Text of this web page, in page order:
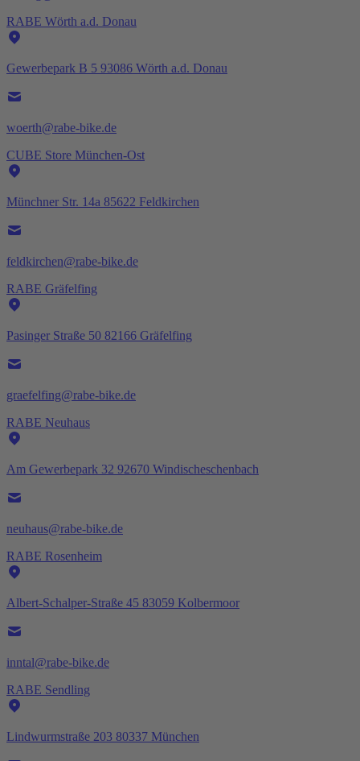
RABE Wörth a.d. Donau
Gewerbepark B 5 93086 Wörth a.d. Donau
woerth@rabe-bike.de
CUBE Store München-Ost
Münchner Str. 14a 85622 Feldkirchen
feldkirchen@rabe-bike.de
RABE Gräfelfing
Pasinger Straße 50 82166 Gräfelfing
graefelfing@rabe-bike.de
RABE Neuhaus
Am Gewerbepark 32 92670 Windischeschenbach
neuhaus@rabe-bike.de
RABE Rosenheim
Albert-Schalper-Straße 45 83059 Kolbermoor
inntal@rabe-bike.de
RABE Sendling
Lindwurmstraße 203 80337 München